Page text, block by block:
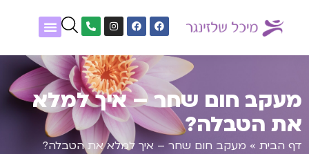
מעקב חום שחר – איך למלא
את הטבלה?
דף הבית » מעקב חום שחר – איך למלא את הטבלה?